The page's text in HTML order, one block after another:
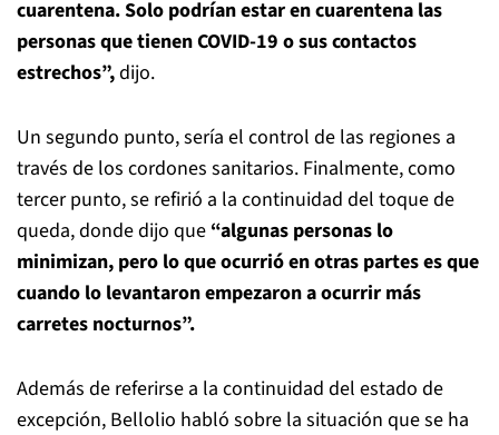
cuarentena. Solo podrían estar en cuarentena las
personas que tienen COVID-19 o sus contactos
estrechos”,dijo.
Un segundo punto, sería el control de las regiones a
través de los cordones sanitarios. Finalmente, como
tercer punto, se refirió a la continuidad del toque de
queda, donde dijo que “algunas personas lo
minimizan, pero lo que ocurrió en otras partes es que
cuando lo levantaron empezaron a ocurrir más
carretes nocturnos”.
Además de referirse a la continuidad del estado de
excepción, Bellolio habló sobre la situación que se ha